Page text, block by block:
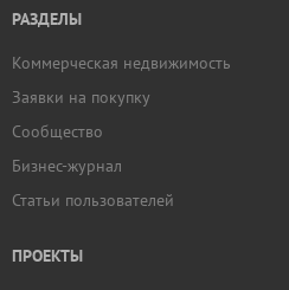
РАЗДЕЛЫ
Коммерческая недвижимость
Заявки на покупку
Сообщество
Бизнес-журнал
Статьи пользователей
ПРОЕКТЫ